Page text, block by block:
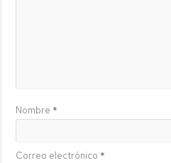
Nombre *
Correo electrónico *